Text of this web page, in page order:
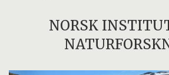
NORSK